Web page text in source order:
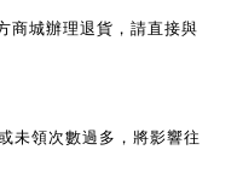
商城辦理退貨，請直接與
未領次數過多，將影響往